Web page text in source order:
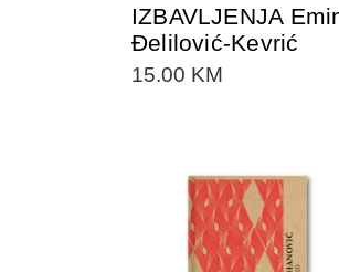
IZBAVLJENJA
Đelilović-Kevrić
15.00 KM